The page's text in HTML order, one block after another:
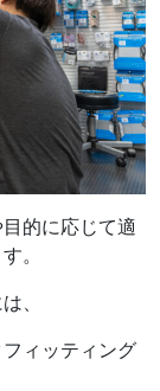
的に応じて適
。
、
ィッティング